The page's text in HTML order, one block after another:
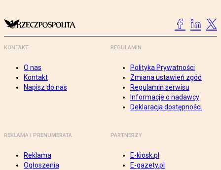
KONTAKT
O nas
Kontakt
Napisz do nas
REGULAMIN
Polityka Prywatności
Zmiana ustawień zgód
Regulamin serwisu
Informacje o nadawcy
Deklaracja dostępności
REKLAMA I PRENUMERATA
Reklama
Ogłoszenia
PARTNERZY
E-kiosk.pl
E-gazety.pl